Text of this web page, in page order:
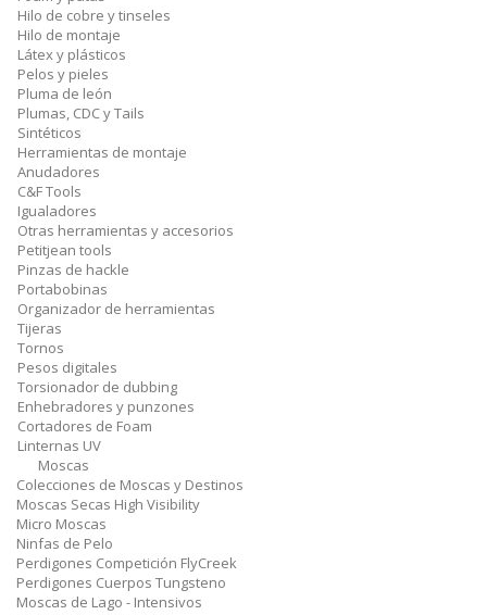
Hilo de cobre y tinseles
Hilo de montaje
Látex y plásticos
Pelos y pieles
Pluma de león
Plumas, CDC y Tails
Sintéticos
Herramientas de montaje
Anudadores
C&F Tools
Igualadores
Otras herramientas y accesorios
Petitjean tools
Pinzas de hackle
Portabobinas
Organizador de herramientas
Tijeras
Tornos
Pesos digitales
Torsionador de dubbing
Enhebradores y punzones
Cortadores de Foam
Linternas UV
Moscas
Colecciones de Moscas y Destinos
Moscas Secas High Visibility
Micro Moscas
Ninfas de Pelo
Perdigones Competición FlyCreek
Perdigones Cuerpos Tungsteno
Moscas de Lago - Intensivos